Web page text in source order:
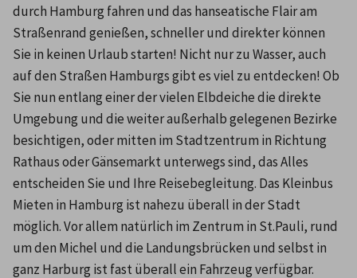
durch Hamburg fahren und das hanseatische Flair am
Straßenrand genießen, schneller und direkter können
Sie in keinen Urlaub starten! Nicht nur zu Wasser, auch
auf den Straßen Hamburgs gibt es viel zu entdecken! Ob
Sie nun entlang einer der vielen Elbdeiche die direkte
Umgebung und die weiter außerhalb gelegenen Bezirke
besichtigen, oder mitten im Stadtzentrum in Richtung
Rathaus oder Gänsemarkt unterwegs sind, das Alles
entscheiden Sie und Ihre Reisebegleitung. Das Kleinbus
Mieten in Hamburg ist nahezu überall in der Stadt
möglich. Vor allem natürlich im Zentrum in St.Pauli, rund
um den Michel und die Landungsbrücken und selbst in
ganz Harburg ist fast überall ein Fahrzeug verfügbar.